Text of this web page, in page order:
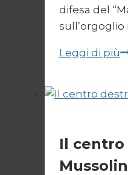
difesa del
sull’orgoglio
Leggi di più
Il centro